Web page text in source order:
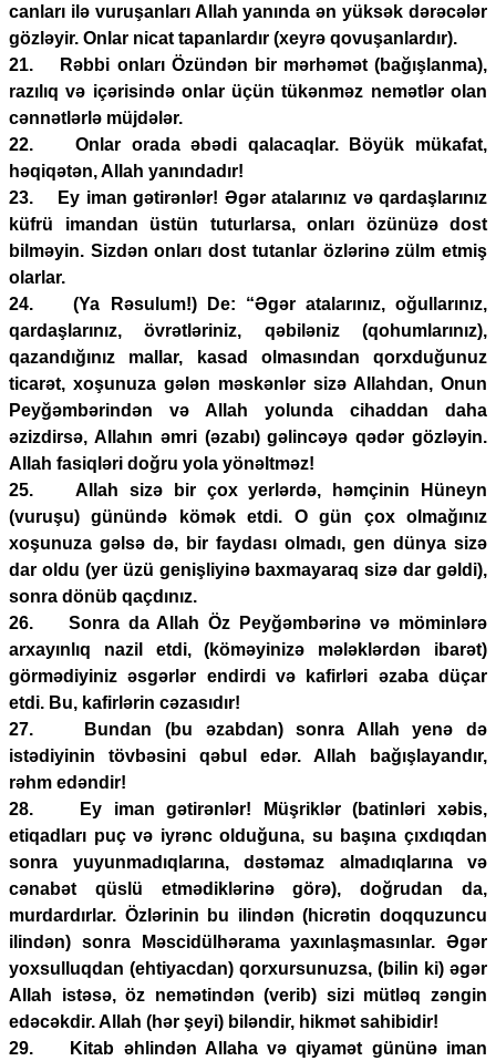
canları ilə vuruşanları Allah yanında ən yüksək dərəcələr
gözləyir. Onlar nicat tapanlardır (xeyrə qovuşanlardır).
21. Rəbbi onları Özündən bir mərhəmət (bağışlanma),
razılıq və içərisində onlar üçün tükənməz nemətlər olan
cənnətlərlə müjdələr.
22. Onlar orada əbədi qalacaqlar. Böyük mükafat,
həqiqətən, Allah yanındadır!
23. Ey iman gətirənlər! Əgər atalarınız və qardaşlarınız
küfrü imandan üstün tuturlarsa, onları özünüzə dost
bilməyin. Sizdən onları dost tutanlar özlərinə zülm etmiş
olarlar.
24. (Ya Rəsulum!) De: “Əgər atalarınız, oğullarınız,
qardaşlarınız, övrətləriniz, qəbiləniz (qohumlarınız),
qazandığınız mallar, kasad olmasından qorxduğunuz
ticarət, xoşunuza gələn məskənlər sizə Allahdan, Onun
Peyğəmbərindən və Allah yolunda cihaddan daha
əzizdirsə, Allahın əmri (əzabı) gəlincəyə qədər gözləyin.
Allah fasiqləri doğru yola yönəltməz!
25. Allah sizə bir çox yerlərdə, həmçinin Hüneyn
(vuruşu) günündə kömək etdi. O gün çox olmağınız
xoşunuza gəlsə də, bir faydası olmadı, gen dünya sizə
dar oldu (yer üzü genişliyinə baxmayaraq sizə dar gəldi),
sonra dönüb qaçdınız.
26. Sonra da Allah Öz Peyğəmbərinə və möminlərə
arxayınlıq nazil etdi, (köməyinizə mələklərdən ibarət)
görmədiyiniz əsgərlər endirdi və kafirləri əzaba düçar
etdi. Bu, kafirlərin cəzasıdır!
27. Bundan (bu əzabdan) sonra Allah yenə də
istədiyinin tövbəsini qəbul edər. Allah bağışlayandır,
rəhm edəndir!
28. Ey iman gətirənlər! Müşriklər (batinləri xəbis,
etiqadları puç və iyrənc olduğuna, su başına çıxdıqdan
sonra yuyunmadıqlarına, dəstəmaz almadıqlarına və
cənabət qüslü etmədiklərinə görə), doğrudan da,
murdardırlar. Özlərinin bu ilindən (hicrətin doqquzuncu
ilindən) sonra Məscidülhərama yaxınlaşmasınlar. Əgər
yoxsulluqdan (ehtiyacdan) qorxursunuzsa, (bilin ki) əgər
Allah istəsə, öz nemətindən (verib) sizi mütləq zəngin
edəcəkdir. Allah (hər şeyi) biləndir, hikmət sahibidir!
29. Kitab əhlindən Allaha və qiyamət gününə iman